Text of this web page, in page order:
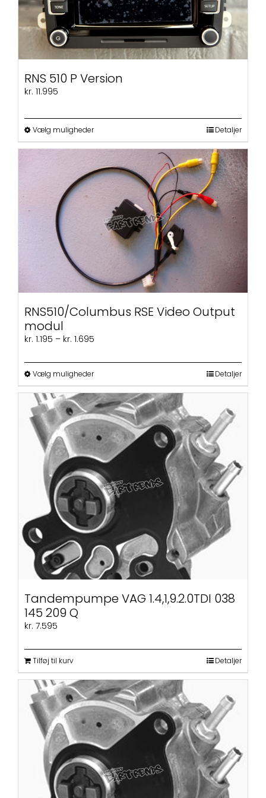
varesiden
RNS 510 P Version
kr. 11.995
Vælg mulighederDette
vare
flere
varianter.
Mulighederne
kan
vælges
på
varesiden
Detaljer
RNS510/Columbus RSE Video Output
modul
kr. 1.195 – kr. 1.695
til
kr. 1.695
Vælg mulighederDette
vare
har
flere
varianter.
Mulighederne
kan
vælges
på
varesiden
Detaljer
Tandempumpe VAG 1.4,1,9.2.0TDI 038
145 209 Q
kr. 7.595
Tilføj til kurv Detaljer